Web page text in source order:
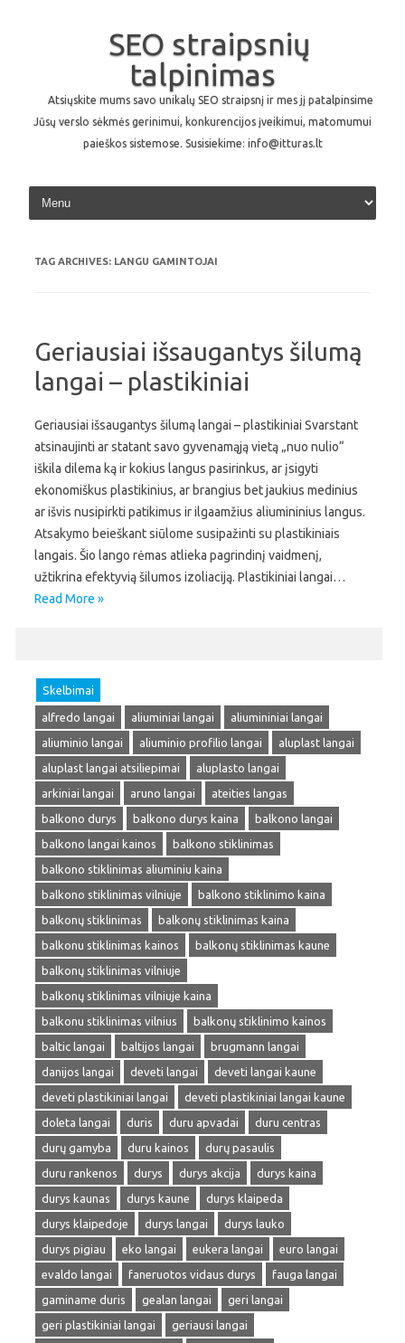
SEO straipsnių
talpinimas
Atsiųskite mums savo unikalų SEO straipsnį ir mes jį patalpinsime
Jūsų verslo sėkmės gerinimui, konkurencijos įveikimui, matomumui
paieškos sistemose. Susisiekime: info@itturas.lt
Skip to content
TAG ARCHIVES: LANGU GAMINTOJAI
Geriausiai išsaugantys šilumą
langai – plastikiniai
Geriausiai išsaugantys šilumą langai – plastikiniai Svarstant
atsinaujinti ar statant savo gyvenamąją vietą „nuo nulio“
iškila dilema ką ir kokius langus pasirinkus, ar įsigyti
ekonomiškus plastikinius, ar brangius bet jaukius medinius
ar išvis nusipirkti patikimus ir ilgaamžius aliumininius langus.
Atsakymo beieškant siūlome susipažinti su plastikiniais
langais. Šio lango rėmas atlieka pagrindinį vaidmenį,
užtikrina efektyvią šilumos izoliaciją. Plastikiniai langai…
Read More »
Skelbimai
alfredo langai aliuminiai langai
aliumininiai langai
aliuminio langai
aliuminio profilio langai
aluplast langai
aluplast langai atsiliepimai
aluplasto langai
arkiniai langai
aruno langai
ateities langas
balkono durys
balkono durys kaina
balkono langai
balkono langai kainos
balkono stiklinimas
balkono stiklinimas aliuminiu kaina
balkono stiklinimas vilniuje
balkono stiklinimo kaina
balkonų stiklinimas
balkonų stiklinimas kaina
balkonu stiklinimas kainos
balkonų stiklinimas kaune
balkonų stiklinimas vilniuje
balkonų stiklinimas vilniuje kaina
balkonu stiklinimas vilnius
balkonų stiklinimo kainos
baltic langai
baltijos langai
brugmann langai
danijos langai
deveti langai
deveti langai kaune
deveti plastikiniai langai
deveti plastikiniai langai kaune
doleta langai
duris duru apvadai
duru centras
durų gamyba
duru kainos
durų pasaulis
duru rankenos
durys durys akcija
durys kaina
durys kaunas
durys kaune
durys klaipeda
durys klaipedoje
durys langai
durys lauko
durys pigiau
eko langai eukera langai
euro langai
evaldo langai
faneruotos vidaus durys
fauga langai
gaminame duris
gealan langai
geri langai
geri plastikiniai langai
geriausi langai